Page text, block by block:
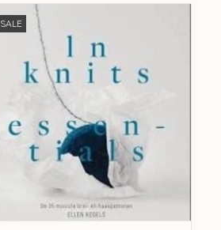
SALE
TOEVOEGEN AAN WINKELWAGEN